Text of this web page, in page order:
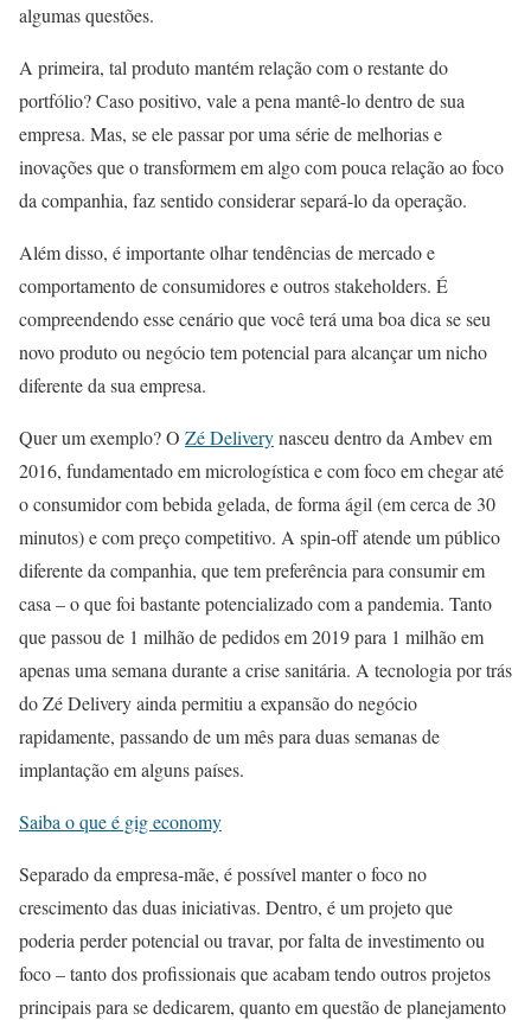
algumas questões.
A primeira, tal produto mantém relação com o restante do
portfólio? Caso positivo, vale a pena mantê-lo dentro de sua
empresa. Mas, se ele passar por uma série de melhorias e
inovações que o transformem em algo com pouca relação ao foco
da companhia, faz sentido considerar separá-lo da operação.
Além disso, é importante olhar tendências de mercado e
comportamento de consumidores e outros stakeholders. É
compreendendo esse cenário que você terá uma boa dica se seu
novo produto ou negócio tem potencial para alcançar um nicho
diferente da sua empresa.
Quer um exemplo? O Zé Deliverynasceu dentro da Ambev em
2016, fundamentado em micrologística e com foco em chegar até
o consumidor com bebida gelada, de forma ágil (em cerca de 30
minutos) e com preço competitivo. A spin-off atende um público
diferente da companhia, que tem preferência para consumir em
casa – o que foi bastante potencializado com a pandemia. Tanto
que passou de 1 milhão de pedidos em 2019 para 1 milhão em
apenas uma semana durante a crise sanitária. A tecnologia por trás
do Zé Delivery ainda permitiu a expansão do negócio
rapidamente, passando de um mês para duas semanas de
implantação em alguns países.
Saiba o que é gig economy
Separado da empresa-mãe, é possível manter o foco no
crescimento das duas iniciativas. Dentro, é um projeto que
poderia perder potencial ou travar, por falta de investimento ou
foco – tanto dos profissionais que acabam tendo outros projetos
principais para se dedicarem, quanto em questão de planejamento